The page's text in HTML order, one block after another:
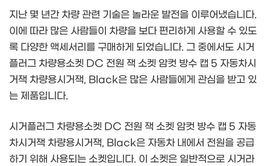
지난 몇 년간 차량 관련 기술은 놀라운 발전을 이루어냈습니다.
이에 따라 많은 사람들이 차량을 보다 편리하게 사용할 수 있도
록 다양한 액세서리를 구매하게 되었습니다. 그 중에서도 시거
플러그 차량용소켓 DC 전원 잭 소켓 암컷 방수 캡 5 자동차시
거잭 차량용시거잭, Black은 많은 사람들에게 관심을 받고 있
는 제품입니다.
시거플러그 차량용소켓 DC 전원 잭 소켓 암컷 방수 캡 5 자동
차시거잭 차량용시거잭, Black은 자동차 내에서 전원을 공급
하기 위해 사용되는 소켓입니다. 이 소켓은 일반적으로 시거라